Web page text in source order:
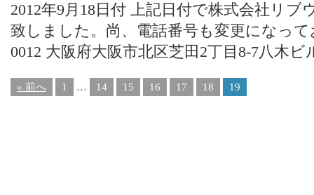
2012年9月18日付 上記日付で株式会社リ
致しました。尚、電話番号も変更になっ
0012 大阪府大阪市北区芝田2丁目8-7八木
« 前へ 1 … 14 15 16 17 18 19